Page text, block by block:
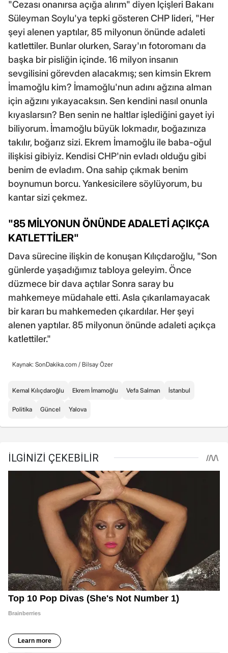
"Cezası onanırsa açığa alırım" diyen İçişleri Bakanı
Süleyman Soylu'ya tepki gösteren CHP lideri, "Her
şeyi alenen yaptılar, 85 milyonun önünde adaleti
katlettiler. Bunlar olurken, Saray'ın fotoromanı da
başka bir pisliğin içinde. 16 milyon insanın
sevgilisini görevden alacakmış; sen kimsin Ekrem
İmamoğlu kim? İmamoğlu'nun adını ağzına alman
için ağzını yıkayacaksın. Sen kendini nasıl onunla
kıyaslarsın? Ben senin ne haltlar işlediğini gayet iyi
biliyorum. İmamoğlu büyük lokmadır, boğazınıza
takılır, boğarız sizi. Ekrem İmamoğlu ile baba-oğul
ilişkisi gibiyiz. Kendisi CHP'nin evladı olduğu gibi
benim de evladım. Ona sahip çıkmak benim
boynumun borcu. Yankesicilere söylüyorum, bu
kantar sizi çekmez.
"85 MİLYONUN ÖNÜNDE ADALETİ AÇIKÇA
KATLETTİLER"
Dava sürecine ilişkin de konuşan Kılıçdaroğlu, "Son
günlerde yaşadığımız tabloya geleyim. Önce
düzmece bir dava açtılar Sonra saray bu
mahkemeye müdahale etti. Asla çıkarılamayacak
bir kararı bu mahkemeden çıkardılar. Her şeyi
alenen yaptılar. 85 milyonun önünde adaleti açıkça
katlettiler."
Kaynak: SonDakika.com / Bilsay Özer
Kemal Kılıçdaroğlu Ekrem İmamoğlu Vefa Salman İstanbul
Politika Güncel Yalova